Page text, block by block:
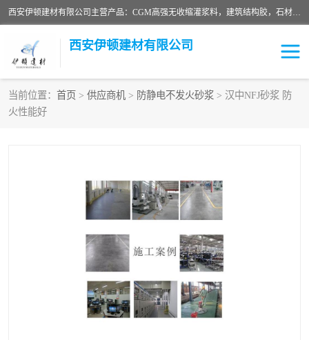
西安伊顿建材有限公司主营产品：CGM高强无收缩灌浆料，建筑结构胶，石材粘合剂，柔性防水材料，环氧修补砂浆等在各个行业得到了客户认可。
西安伊顿建材有限公司
当前位置： 首页 > 供应商机 > 防静电不发火砂浆 > 汉中NFJ砂浆 防
火性能好
灌浆料
水泥路面修补材料
沥青冷补料
速凝剂
金刚砂
桥梁伸缩缝快速修补料 防静电不发火砂浆